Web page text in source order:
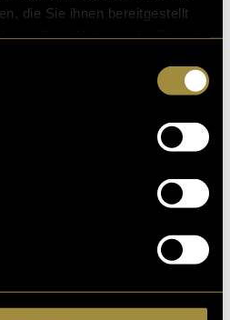
die Sie ihnen bereitgestellt